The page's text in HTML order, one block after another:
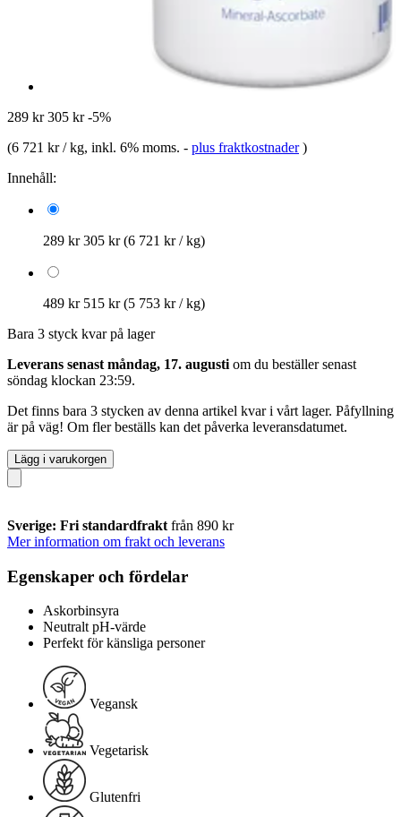
289 kr 305 kr -5%
(6 721 kr / kg, inkl. 6% moms. - plus fraktkostnader )
Innehåll:
289 kr305 kr (6 721 kr / kg)
489 kr 515 kr (5 753 kr / kg)
Bara 3 styck kvar på lager
Leverans senast måndag, 17. augusti om du beställer senast
söndag klockan 23:59.
Det finns bara 3 stycken av denna artikel kvar i vårt lager. Påfyllning
är på väg! Om fler beställs kan det påverka leveransdatumet.
Lägg i varukorgen
Sverige: Fri standardfrakt från 890 kr
Mer information om frakt och leverans
Egenskaper och fördelar
Askorbinsyra
Neutralt pH-värde
Perfekt för känsliga personer
Vegansk
Vegetarisk
Glutenfri